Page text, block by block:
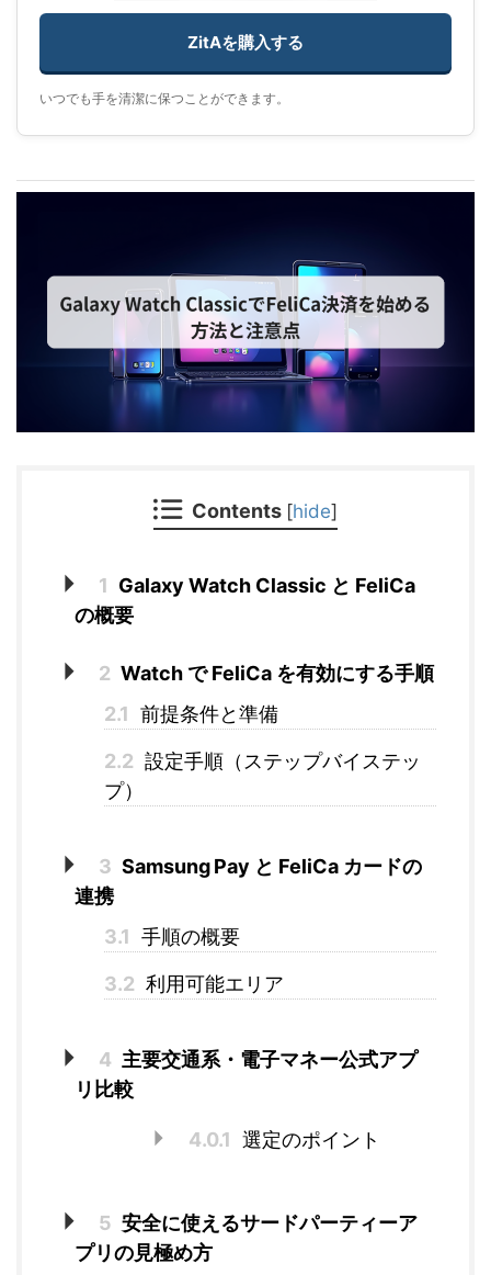
ZitAを購入する
いつでも手を清潔に保つことができます。
Contents [hide]
1 Galaxy Watch Classic と FeliCa
の概要
2 Watch で FeliCa を有効にする手順
2.1 前提条件と準備
2.2 設定手順（ステップバイステッ
プ）
3 Samsung Pay と FeliCa カードの
連携
3.1 手順の概要
3.2 利用可能エリア
4 主要交通系・電子マネー公式アプ
リ比較
4.0.1 選定のポイント
5 安全に使えるサードパーティーア
プリの見極め方